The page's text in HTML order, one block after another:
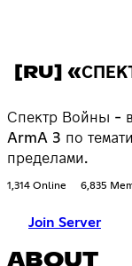
[RU]
Спектр Войны -
ArmA 3 по
пределами.
1,314 Online 6,835
Join Server
ABOUT